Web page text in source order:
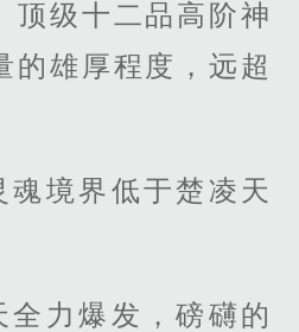
顶级十二品高阶神
的雄厚程度，远超
魂境界低于楚凌天
全力爆发，磅礴的